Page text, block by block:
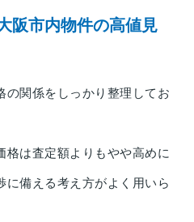
阪市内物件の高値見
の関係をしっかり整理してお
は査定額よりもやや高めに
備える考え方がよく用いら